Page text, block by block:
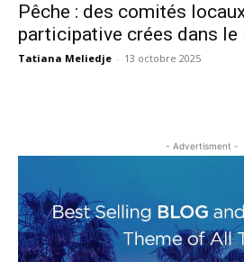
Pêche : des comités
participative crées dans
Tatiana Meliedje - 13 octobre 2025
- Advertisment -